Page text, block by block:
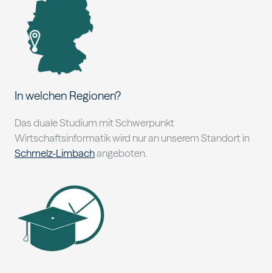
In welchen Regionen?
Das duale Studium mit Schwerpunkt
Wirtschaftsinformatik wird nur an unserem Standort in
Schmelz-Limbachangeboten.